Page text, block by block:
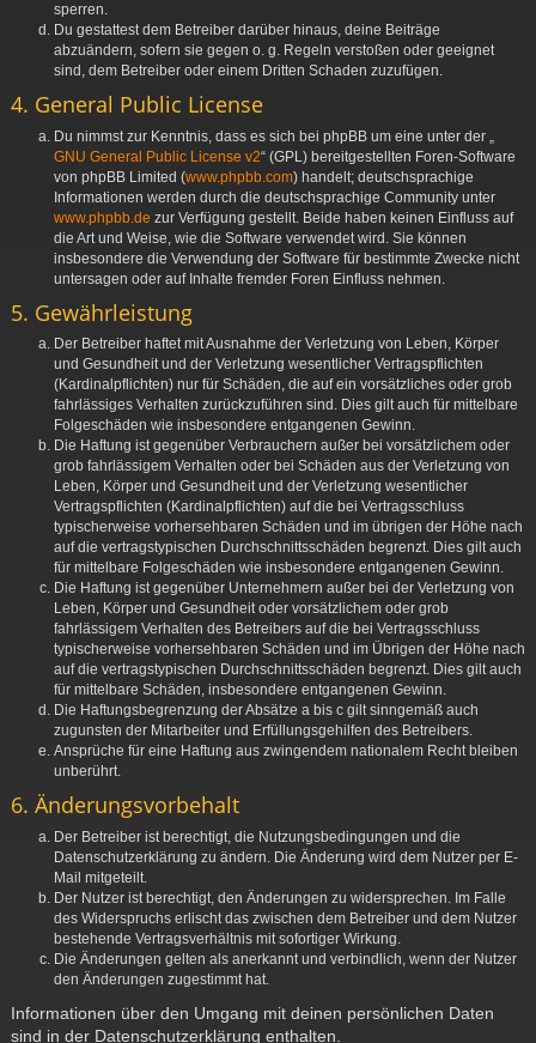
sperren.
Du gestattest dem Betreiber darüber hinaus, deine Beiträge
abzuändern, sofern sie gegen o. g. Regeln verstoßen oder geeignet
sind, dem Betreiber oder einem Dritten Schaden zuzufügen.
4. General Public License
Du nimmst zur Kenntnis, dass es sich bei phpBB um eine unter der „
GNU General Public License v2“ (GPL) bereitgestellten Foren-Software
von phpBB Limited (www.phpbb.com) handelt; deutschsprachige
Informationen werden durch die deutschsprachige Community unter
www.phpbb.de zur Verfügung gestellt. Beide haben keinen Einfluss auf
die Art und Weise, wie die Software verwendet wird. Sie können
insbesondere die Verwendung der Software für bestimmte Zwecke nicht
untersagen oder auf Inhalte fremder Foren Einfluss nehmen.
5. Gewährleistung
Der Betreiber haftet mit Ausnahme der Verletzung von Leben, Körper
und Gesundheit und der Verletzung wesentlicher Vertragspflichten
(Kardinalpflichten) nur für Schäden, die auf ein vorsätzliches oder grob
fahrlässiges Verhalten zurückzuführen sind. Dies gilt auch für mittelbare
Folgeschäden wie insbesondere entgangenen Gewinn.
Die Haftung ist gegenüber Verbrauchern außer bei vorsätzlichem oder
grob fahrlässigem Verhalten oder bei Schäden aus der Verletzung von
Leben, Körper und Gesundheit und der Verletzung wesentlicher
Vertragspflichten (Kardinalpflichten) auf die bei Vertragsschluss
typischerweise vorhersehbaren Schäden und im übrigen der Höhe nach
auf die vertragstypischen Durchschnittsschäden begrenzt. Dies gilt auch
für mittelbare Folgeschäden wie insbesondere entgangenen Gewinn.
Die Haftung ist gegenüber Unternehmern außer bei der Verletzung von
Leben, Körper und Gesundheit oder vorsätzlichem oder grob
fahrlässigem Verhalten des Betreibers auf die bei Vertragsschluss
typischerweise vorhersehbaren Schäden und im Übrigen der Höhe nach
auf die vertragstypischen Durchschnittsschäden begrenzt. Dies gilt auch
für mittelbare Schäden, insbesondere entgangenen Gewinn.
Die Haftungsbegrenzung der Absätze a bis c gilt sinngemäß auch
zugunsten der Mitarbeiter und Erfüllungsgehilfen des Betreibers.
Ansprüche für eine Haftung aus zwingendem nationalem Recht bleiben
unberührt.
6. Änderungsvorbehalt
Der Betreiber ist berechtigt, die Nutzungsbedingungen und die
Datenschutzerklärung zu ändern. Die Änderung wird dem Nutzer per E-
Mail mitgeteilt.
Der Nutzer ist berechtigt, den Änderungen zu widersprechen. Im Falle
des Widerspruchs erlischt das zwischen dem Betreiber und dem Nutzer
bestehende Vertragsverhältnis mit sofortiger Wirkung.
Die Änderungen gelten als anerkannt und verbindlich, wenn der Nutzer
den Änderungen zugestimmt hat.
Informationen über den Umgang mit deinen persönlichen Daten
sind in der Datenschutzerklärung enthalten.